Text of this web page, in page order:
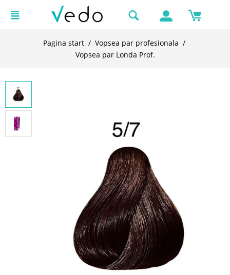
Pagina start / Vopsea par profesionala /
Vopsea par Londa Prof.